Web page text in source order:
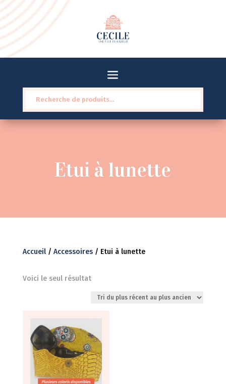
pour :
Etui à lunette
Accueil/ Accessoires/ Etui à lunette
Voici le seul résultat